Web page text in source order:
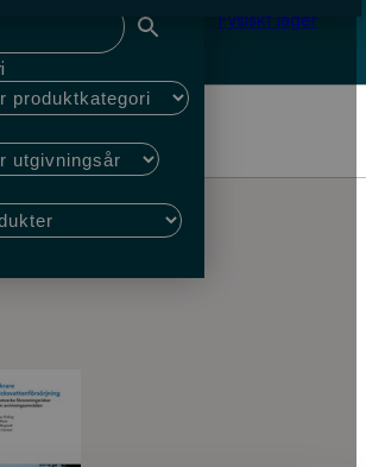
Fysiskt lager
Björn